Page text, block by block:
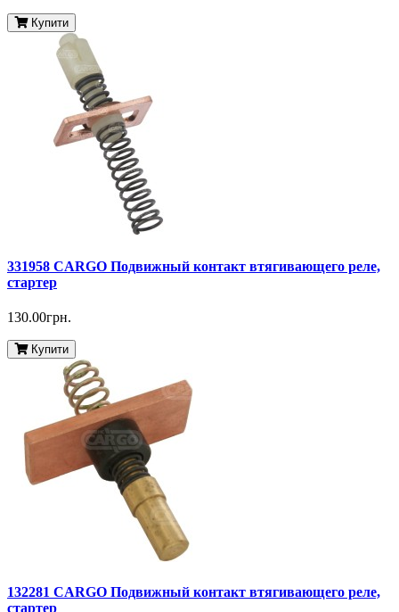
Купити
331958 CARGO Подвижный контакт втягивающего реле,
стартер
130.00грн.
Купити
132281 CARGO Подвижный контакт втягивающего реле,
стартер